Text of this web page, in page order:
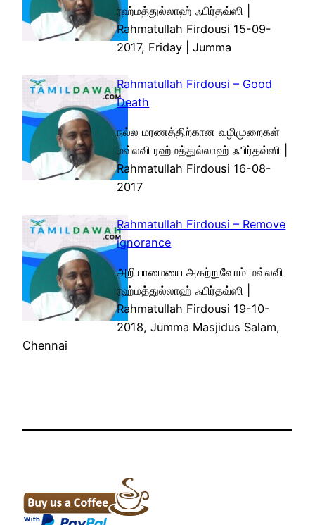
ரஹ்மத்துல்லாஹ் ஃபிர்தவ்ஸி |
Rahmatullah Firdousi 15-09-
2017, Friday | Jumma
Rahmatullah Firdousi – Good
Death
நல்ல மரணத்திற்கான வழிமுறைகள்
மவ்லவி ரஹ்மத்துல்லாஹ் ஃபிர்தவ்ஸி |
Rahmatullah Firdousi 16-08-
2017
Rahmatullah Firdousi – Remove
ignorance
அறியாமையை அகற்றுவோம் மவ்லவி
ரஹ்மத்துல்லாஹ் ஃபிர்தவ்ஸி |
Rahmatullah Firdousi 19-10-
2018, Jumma Masjidus Salam,
Chennai